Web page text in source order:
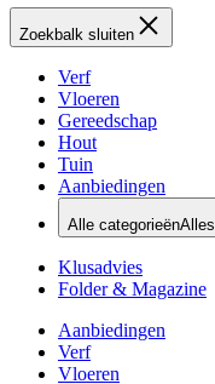
Zoekbalk sluiten
Verf
Vloeren
Gereedschap
Hout
Tuin
Aanbiedingen
Alle categorieënAlles
Klusadvies
Folder & Magazine
Aanbiedingen
Verf
Vloeren